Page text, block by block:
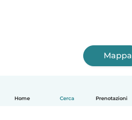
Home Cerca Prenotazioni
Mappa